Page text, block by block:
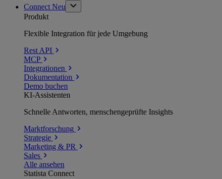
Connect Neu
Produkt
Flexible Integration für jede Umgebung
Rest API
MCP
Integrationen
Dokumentation
Demo buchen
KI-Assistenten
Schnelle Antworten, menschengeprüfte Insights
Marktforschung
Strategie
Marketing & PR
Sales
Alle ansehen
Statista Connect